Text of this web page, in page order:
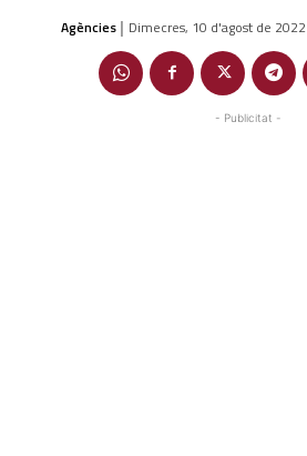
Agències | Dimecres, 10 d'agost de 2022
- Publicitat -